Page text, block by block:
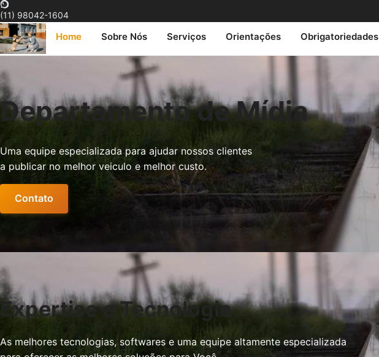
(11) 98042-1604
Home Sobre Nós Serviços Orientações Obrigatoriedades
Departamento de Mídia
Uma equipe especializada para ajudar nossos clientes
a publicar no melhor veiculo e melhor custo.
Contato
Expertise e Tecnologia
As melhores tecnologias, softwares e uma equipe altamente especializada